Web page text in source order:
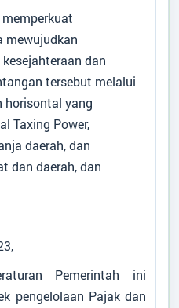
mewujudkan
dan
tersebut melalui
horisontal yang
Taxing Power,
daerah, dan
dan daerah, dan
Pemerintah ini
pengelolaan Pajak dan